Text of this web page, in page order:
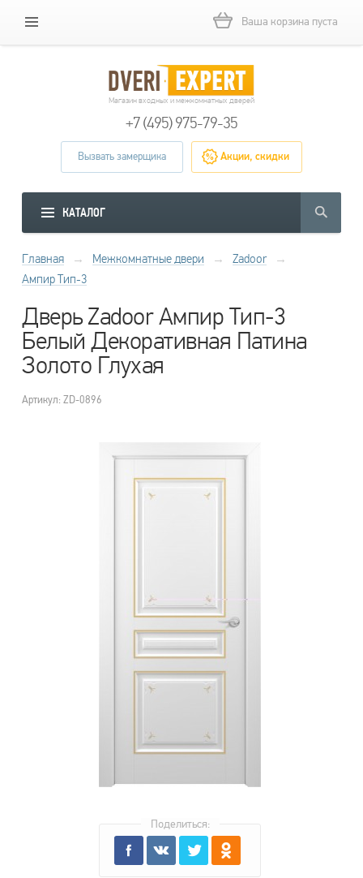
Ваша корзина пуста
Магазин входных и межкомнатных дверей
+7 (495) 975-79-35
Вызвать замерщика Акции, скидки
КАТАЛОГ
Главная → Межкомнатные двери → Zadoor
→
Ампир Тип-3
Дверь Zadoor Ампир Тип-3
Белый Декоративная Патина
Золото Глухая
Артикул: ZD-0896
Поделиться: